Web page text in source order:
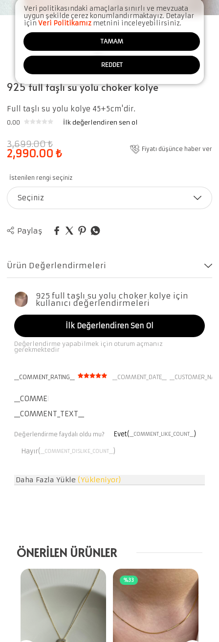
925 full taşlı su yolu choker kolye
Full taşlı su yolu kolye 45+5cm'dir.
0.00 İlk değerlendiren sen ol
3,699.00₺
2,990.00 ₺ Fiyatı düşünce haber ver
İstenilen rengi seçiniz
Seçiniz
Paylaş
Ürün Değerlendirmeleri
925 full taşlı su yolu choker kolye için
kullanıcı değerlendirmeleri
İlk Değerlendiren Sen Ol
Değerlendirme yapabilmek için oturum açmanız
gerekmektedir
__COMMENT_RATING__ __COMMENT_DATE__
__COMMENT_THUMBNAIL_IMG__
__COMMENT_TEXT__
Değerlendirme faydalı oldu mu? Evet( __COMMENT_LIKE_COUNT__ )
Hayır( __COMMENT_DISLIKE_COUNT__ )
Daha Fazla Yükle (Yükleniyor)
ÖNERİLEN ÜRÜNLER
%33
Veri politikasındaki amaçlarla sınırlı ve mevzuata
uygun şekilde çerez konumlandırmaktayız. Detaylar
için Veri Politikamızmetnini inceleyebilirsiniz.
TAMAM
REDDET